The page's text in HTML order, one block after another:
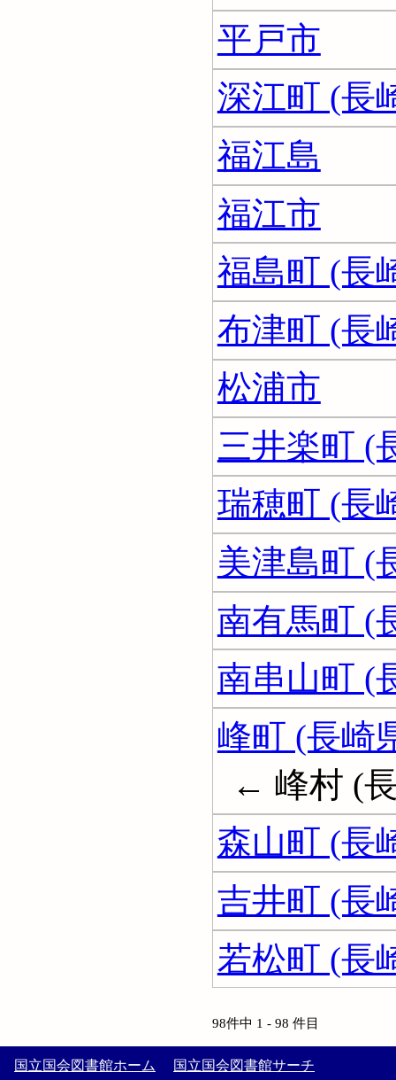
平戸市
深江町 (長
福江島
福江市
福島町 (長
布津町 (長
松浦市
三井楽町 (
瑞穂町 (長
美津島町 (
南有馬町 (
南串山町 (
峰町 (長崎
← 峰村 (
森山町 (長
吉井町 (長
若松町 (長
98件中 1 - 98 件目
国立国会図書館ホーム 国立国会図書館サーチ